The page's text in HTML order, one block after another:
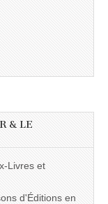
& LE
Livres et
d'Éditions en